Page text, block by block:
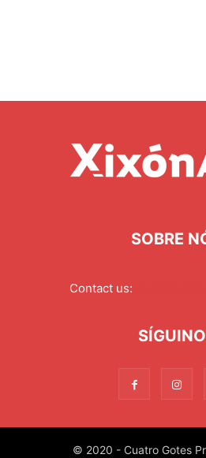
SOBRE
Contact us:
© 2020 - Cuatro Gotes